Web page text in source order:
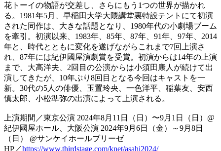
花トーイの物語が交差し、さらにもう1つの世界が描かれ
る。1981年5月、早稲田大学大隈講堂裏特設テントにて初演
された同作は、大きな話題となり、1980年代の小劇場ブーム
を牽引。初演以来、1983年、85年、87年、91年、97年、2014
年と、時代とともに変化を遂げながらこれまで7回上演さ
れ、87年には紀伊國屋演劇賞を受賞。初演からは14年の上演
まで、大高洋夫、2回目の公演からは小須田康人が続けて出
演してきたが、10年ぶり8回目となる今回はキャストを一
新。30代の5人の俳優、玉置玲央、一色洋平、稲葉友、安西
慎太郎、小松準弥の出演によって上演される。
上演期間／東京公演 2024年8月11日（日）〜9月1日（日）@
紀伊國屋ホール、大阪公演 2024年9月6日（金）～9月8日
（日） @サンケイホールブリーゼ
HP／https://www.thirdstage.com/knet/asahi2024/